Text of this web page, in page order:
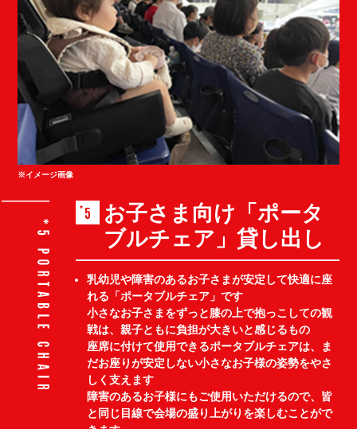
※イメージ画像
5
お子さま向け「ポータ
ブルチェア」貸し出し
乳幼児や障害のあるお子さまが安定して快適に座
れる「ポータブルチェア」です
小さなお子さまをずっと膝の上で抱っこしての観
戦は、親子ともに負担が大きいと感じるもの
座席に付けて使用できるポータブルチェアは、ま
だお座りが安定しない小さなお子様の姿勢をやさ
しく支えます
障害のあるお子様にもご使用いただけるので、皆
と同じ目線で会場の盛り上がりを楽しむことがで